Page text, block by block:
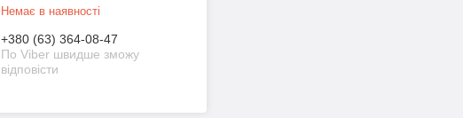
Немає в наявності
+380 (63) 364-08-47
По Viber швидше зможу
відповісти